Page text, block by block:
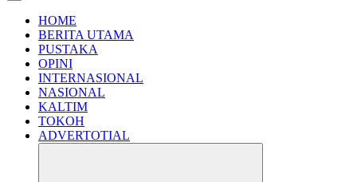
HOME
BERITA UTAMA
PUSTAKA
OPINI
INTERNASIONAL
NASIONAL
KALTIM
TOKOH
ADVERTOTIAL